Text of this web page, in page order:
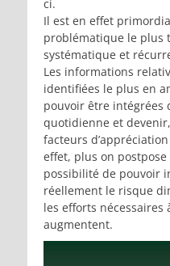
ci.
Il est en effet
problématique le plus
systématique et
Les informations
identifiées le plus en
pouvoir être intégrées
quotidienne et
facteurs
effet, plus on
possibilité de pouvoir
réellement le risque
les efforts
augmentent.